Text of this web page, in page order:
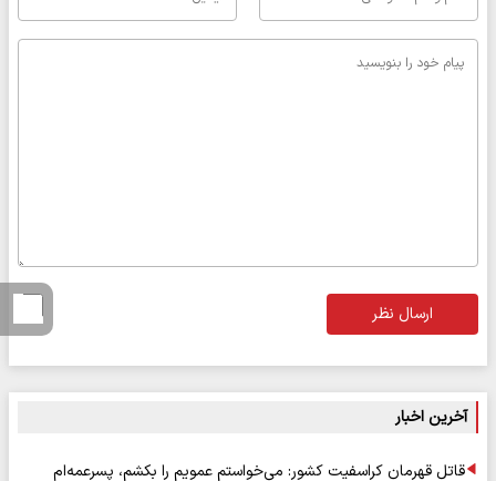
ارسال نظر
آخرین اخبار
قاتل قهرمان کراسفیت کشور: می‌خواستم عمویم را بکشم، پسرعمه‌ام